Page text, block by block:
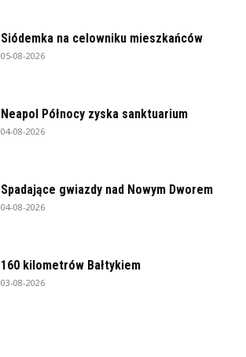
Siódemka na celowniku mieszkańców
05-08-2026
Neapol Północy zyska sanktuarium
04-08-2026
Spadające gwiazdy nad Nowym Dworem
04-08-2026
160 kilometrów Bałtykiem
03-08-2026